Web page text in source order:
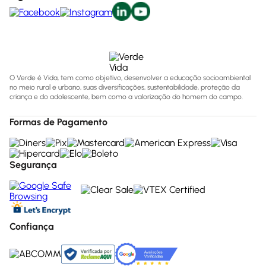
O Verde é Vida, tem como objetivo, desenvolver a educação socioambiental
no meio rural e urbano, suas diversificações, sustentabilidade, proteção da
criança e do adolescente, bem como a valorização do homem do campo.
Formas de Pagamento
Segurança
Confiança